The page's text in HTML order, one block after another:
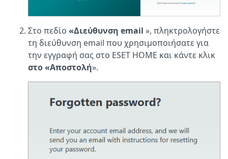
Στο πεδίο «Διεύθυνση email », πληκτρολογήστε
τη διεύθυνση email που χρησιμοποιήσατε για
την εγγραφή σας στο ESET HOME και κάντε κλικ
στο «Αποστολή».